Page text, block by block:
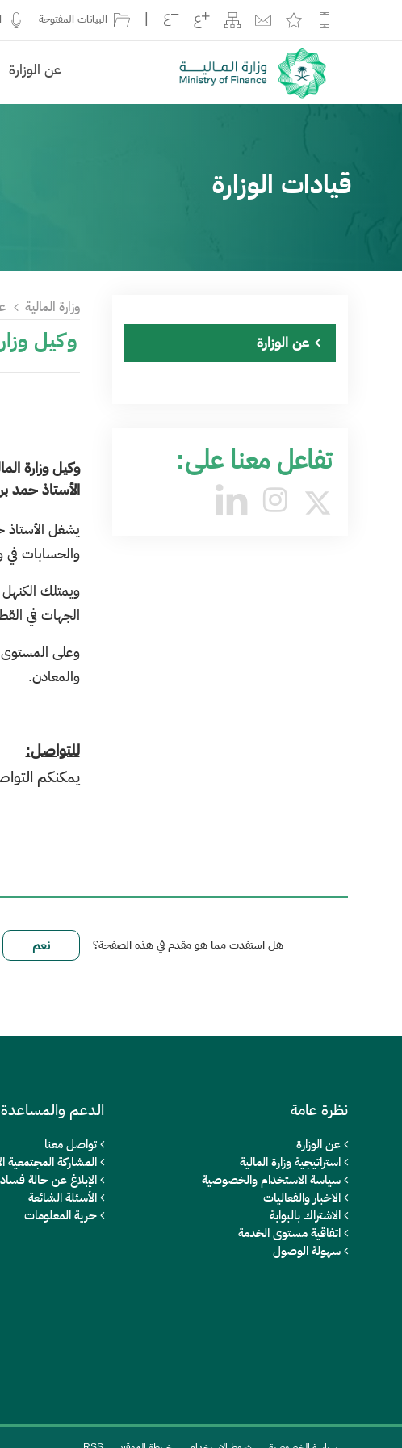
البيانات المفتوحة
عن الوزارة
قيادات الوزارة
عن الوزارة
تفاعل معنا على:
وزارة المالية
وكيل
وكيل وزارة
الأستاذ حمد
يشغل الأستاذ
والحسابات في
الجهات في
وعلى المستوى
والمعادن.​
للتواصل:
يمكنكم
هل استفدت مما هو مقدم في هذه الصفحة؟
نظرة عامة
عن الوزارة
استراتيجية وزارة المالية
سياسة الاستخدام والخصوصية
الاخبار والفعاليات
الاشتراك بالبوابة
اتفاقية مستوى الخدمة
سهولة الوصول
الدعم والمساعدة
تواصل معنا
المشاركة المجتمعية
الإبلاغ عن حالة فساد
الأسئلة الشائعة
حرية المعلومات